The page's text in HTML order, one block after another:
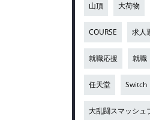
山頂 大荷物
COURSE 求人
就職応援 就職
任天堂 Switch
大乱闘スマッシュ